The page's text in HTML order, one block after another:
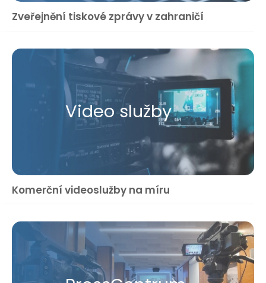
Zveřejnění tiskové zprávy v zahraničí
Video služby
Komerční videoslužby na míru